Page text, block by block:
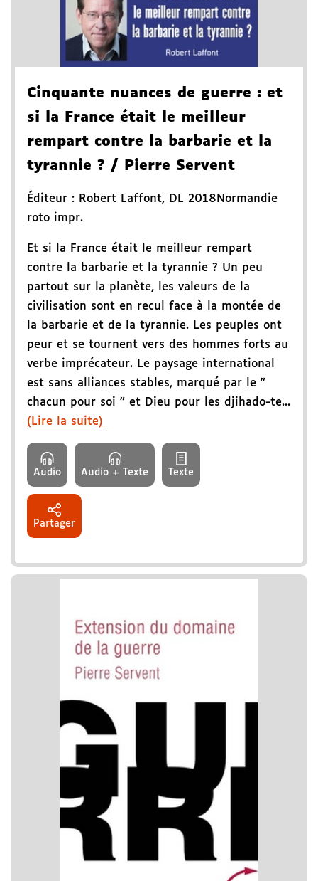
Cinquante nuances de guerre : et
si la France était le meilleur
rempart contre la barbarie et la
tyrannie ? / Pierre Servent
Éditeur : Robert Laffont, DL 2018 Normandie
roto impr.
Et si la France était le meilleur rempart
contre la barbarie et la tyrannie ? Un peu
partout sur la planète, les valeurs de la
civilisation sont en recul face à la montée de
la barbarie et de la tyrannie. Les peuples ont
peur et se tournent vers des hommes forts au
verbe imprécateur. Le paysage international
est sans alliances stables, marqué par le "
chacun pour soi " et Dieu pour les djihado-te...
(Lire la suite)
Audio Audio + Texte Texte
Partager